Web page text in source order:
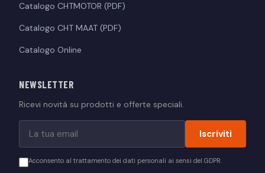
Catalogo CHTMOTOR (PDF)
Catalogo CHT MAAT (PDF)
Catalogo Online
NEWSLETTER
Ricevi novità su prodotti e offerte speciali.
Iscriviti
Acconsento al trattamento dei dati personali ai sensi del GDPR.